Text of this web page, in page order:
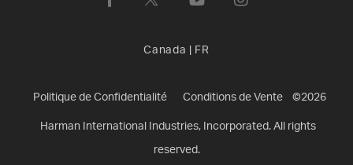
Canada FR
Politique de Confidentialité Conditions de Vente ©2026
Harman International Industries, Incorporated. All rights
reserved.